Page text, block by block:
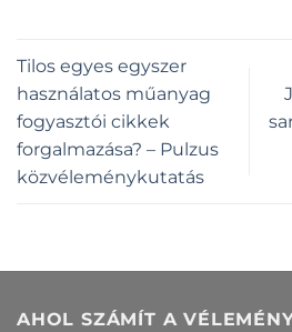
Tilos egyes egyszer
használatos műanyag
fogyasztói cikkek
forgalmazása? – Pulzus
közvéleménykutatás
AHOL SZÁMÍT A